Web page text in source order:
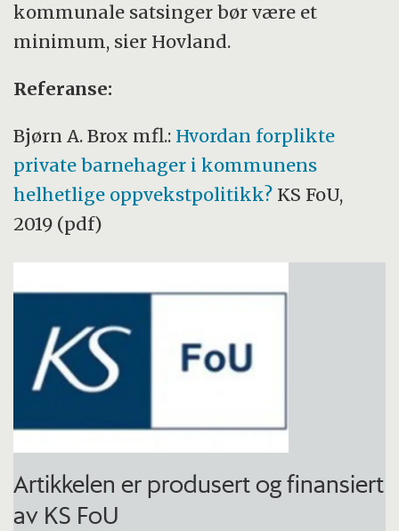
kommunale satsinger bør være et
minimum, sier Hovland.
Referanse:
Bjørn A. Brox mfl.: Hvordan forplikte
private barnehager i kommunens
helhetlige oppvekstpolitikk? KS FoU,
2019 (pdf)
Artikkelen er produsert og finansiert
av KS FoU